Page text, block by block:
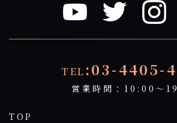
TEL :03-4405-
営業時間：10:00～
TOP